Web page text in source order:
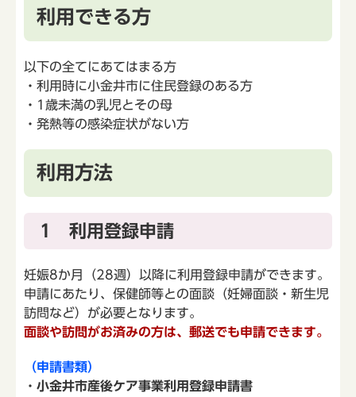
利用できる方
以下の全てにあてはまる方
・利用時に小金井市に住民登録のある方
・1歳未満の乳児とその母
・発熱等の感染症状がない方
利用方法
1 利用登録申請
妊娠8か月（28週）以降に利用登録申請ができます。
申請にあたり、保健師等との面談（妊婦面談・新生児
訪問など）が必要となります。
面談や訪問がお済みの方は、郵送でも申請できます。
（申請書類）
・ 小金井市産後ケア事業利用登録申請書